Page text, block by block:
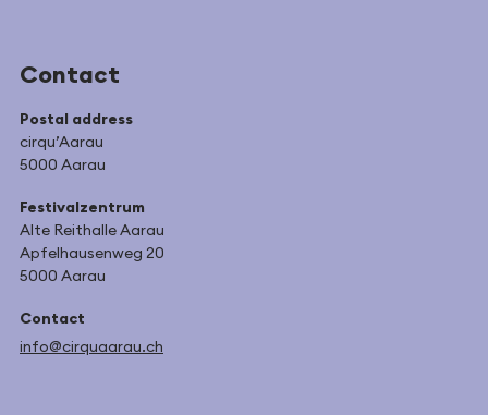
Contact
Postal address
cirqu’Aarau
5000 Aarau
Festivalzentrum
Alte Reithalle Aarau
Apfelhausenweg 20
5000 Aarau
Contact
info@cirquaarau.ch